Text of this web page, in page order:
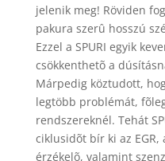
jelenik meg! Röviden
pakura szerû hosszú
Ezzel a SPURI egyik
csökkenthetõ a
Márpedig köztudott,
legtöbb problémát,
rendszereknél. Tehát
ciklusidõt bír ki az EGR,
érzékelõ, valamint